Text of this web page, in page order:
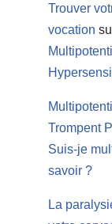
Trouver
vocation
Trompent
Suis-je
savoir ?
La